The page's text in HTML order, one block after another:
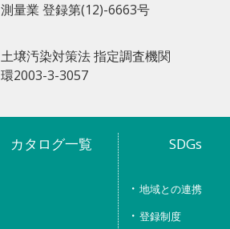
測量業 登録第(12)-6663号
土壌汚染対策法 指定調査機関
環2003-3-3057
カタログ一覧 SDGs
地域との連携
登録制度